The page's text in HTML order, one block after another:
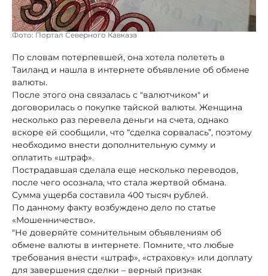
Фото: Портал Северного Кавказа
По словам потерпевшей, она хотела полететь в
Таиланд и нашла в интернете объявление об обмене
валюты.
После этого она связалась с "валютчиком" и
договорилась о покупке тайской валюты. Женщина
несколько раз перевела деньги на счета, однако
вскоре ей сообщили, что “сделка сорвалась”, поэтому
необходимо внести дополнительную сумму и
оплатить «штраф».
Пострадавшая сделала еще несколько переводов,
после чего осознала, что стала жертвой обмана.
Сумма ущерба составила 400 тысяч рублей.
По данному факту возбуждено дело по статье
«Мошенничество».
"Не доверяйте сомнительным объявлениям об
обмене валюты в интернете. Помните, что любые
требования внести «штраф», «страховку» или доплату
для завершения сделки – верный признак